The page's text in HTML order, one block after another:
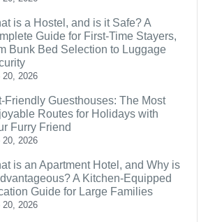
is a Hostel, and is it Safe? A
Guide for First-Time Stayers,
Bunk Bed Selection to Luggage
20, 2026
Friendly Guesthouses: The Most
Routes for Holidays with
Furry Friend
20, 2026
is an Apartment Hotel, and Why is
A Kitchen-Equipped
Guide for Large Families
20, 2026